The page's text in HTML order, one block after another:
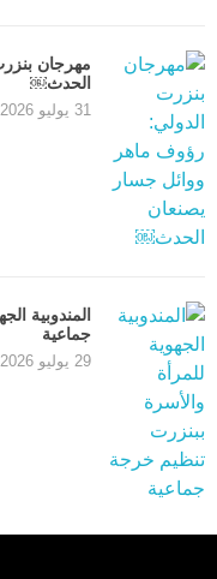
مهرجان
الحدث￼
31 يوليو 2026
المندوبية
جماعية
29 يوليو 2026